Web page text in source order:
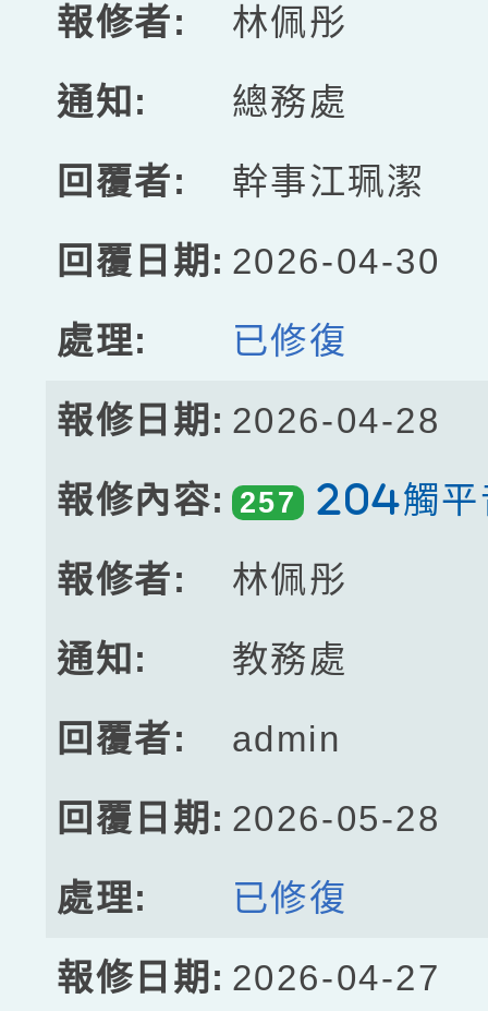
林佩彤
總務處
幹事江珮潔
2026-04-30
已修復
2026-04-28
257 204觸平
林佩彤
教務處
admin
2026-05-28
已修復
2026-04-27